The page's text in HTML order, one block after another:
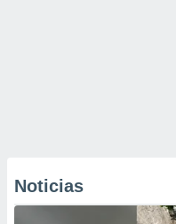
Noticias